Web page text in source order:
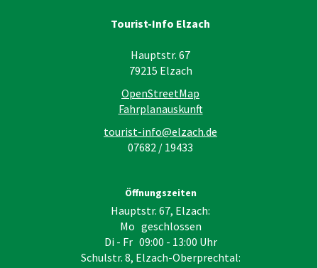
Tourist-Info Elzach
Hauptstr. 67
79215 Elzach
OpenStreetMap
Fahrplanauskunft
tourist-info@elzach.de
07682 / 19433
Öffnungszeiten
Hauptstr. 67, Elzach:
Mo geschlossen
Di - Fr 09:00 - 13:00 Uhr
Schulstr. 8, Elzach-Oberprechtal: